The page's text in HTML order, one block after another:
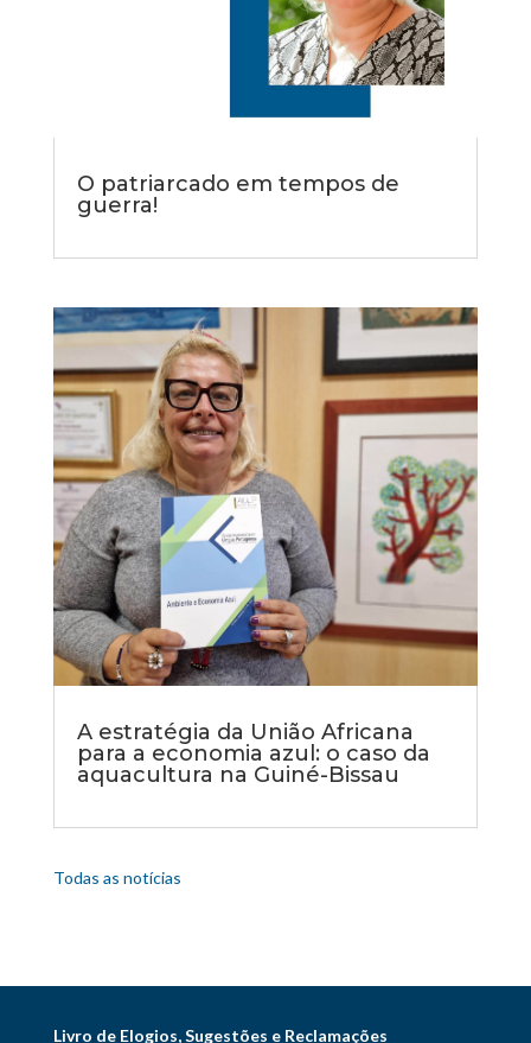
O patriarcado em tempos de
guerra!
A estratégia da União Africana
para a economia azul: o caso da
aquacultura na Guiné-Bissau
Todas as notícias
Livro de Elogios, Sugestões e Reclamações